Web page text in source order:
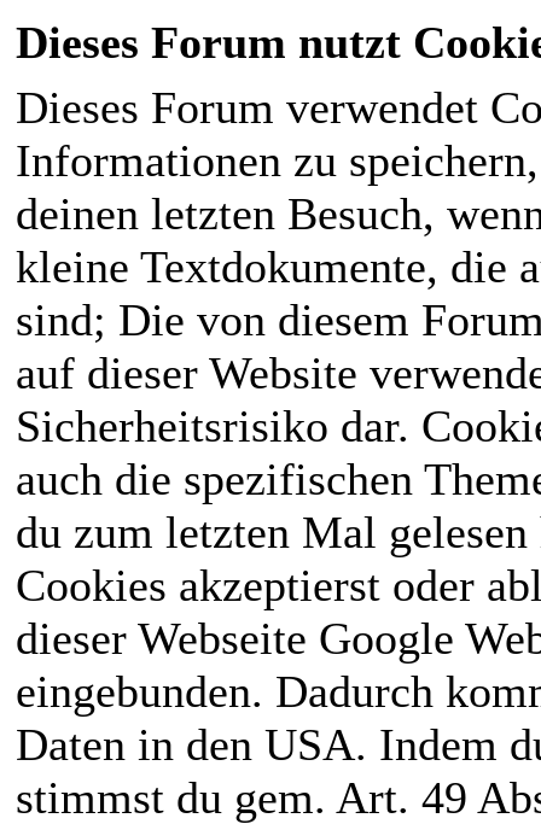
Dieses Forum nutzt
Dieses Forum verwendet
Informationen zu
deinen letzten Besuch,
kleine Textdokumente, die
sind; Die von diesem
auf dieser Website
Sicherheitsrisiko dar.
auch die spezifischen
du zum letzten Mal
Cookies akzeptierst oder
dieser Webseite Google
eingebunden. Dadurch
Daten in den USA. Indem
stimmst du gem. Art. 49